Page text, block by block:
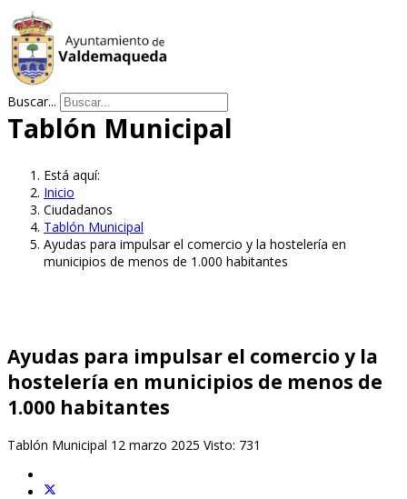
Buscar...
Tablón Municipal
Está aquí:
Inicio
Ciudadanos
Tablón Municipal
Ayudas para impulsar el comercio y la hostelería en
municipios de menos de 1.000 habitantes
Ayudas para impulsar el comercio y la
hostelería en municipios de menos de
1.000 habitantes
Tablón Municipal 12 marzo 2025 Visto: 731